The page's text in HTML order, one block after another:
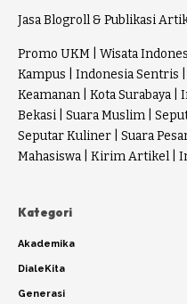
Jasa Blogroll & Publikasi
Promo UKM Wisata
Kampus
Indonesia Sentris
Keamanan
Kota Surabaya
Bekasi
Suara Muslim
Seputar Kuliner
Suara
Mahasiswa
Kirim Artikel
Kategori
Akademika
DialeKita
Generasi